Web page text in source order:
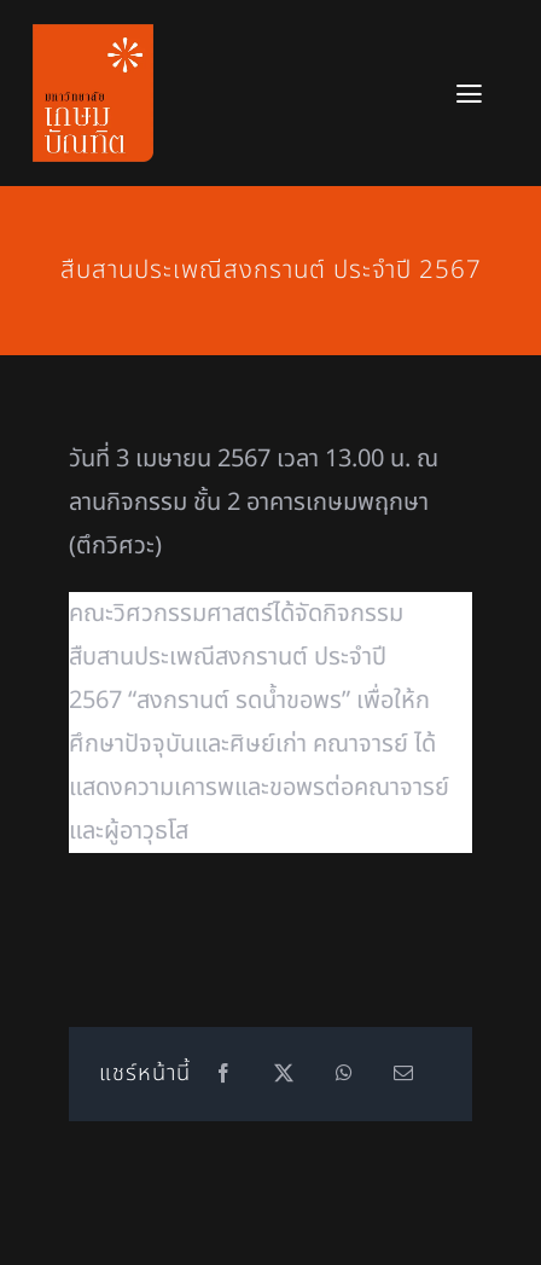
Skip
content
หลักสูตร
สมัครเรียน
สืบสานประเพณีสงกรานต์ ประจำปี 2567
วันที่ 3 เมษายน 2567 เวลา 13.00 น. ณ
ลานกิจกรรม ชั้น 2 อาคารเกษมพฤกษา
(ตึกวิศวะ)
คณะวิศวกรรมศาสตร์ได้จัดกิจกรรม
สืบสานประเพณีสงกรานต์ ประจำปี
2567 “สงกรานต์ รดน้ำขอพร” เพื่อให้ก
ศึกษาปัจจุบันและศิษย์เก่า คณาจารย์ ได้
แสดงความเคารพและขอพรต่อคณาจารย์
และผู้อาวุธโส
แชร์หน้านี้